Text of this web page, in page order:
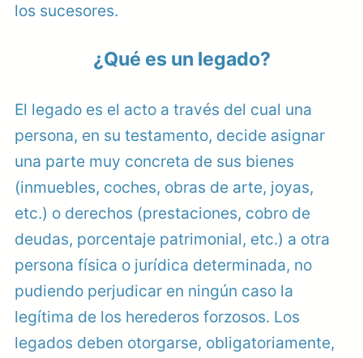
los sucesores.
¿Qué es un legado?
El legado es el acto a través del cual una
persona, en su testamento, decide asignar
una parte muy concreta de sus bienes
(inmuebles, coches, obras de arte, joyas,
etc.) o derechos (prestaciones, cobro de
deudas, porcentaje patrimonial, etc.) a otra
persona física o jurídica determinada, no
pudiendo perjudicar en ningún caso la
legítima de los herederos forzosos. Los
legados deben otorgarse, obligatoriamente,